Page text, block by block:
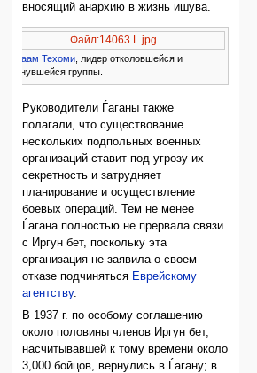
вносящий анархию в жизнь ишува.
Файл:14063 L.jpg
Авраам Техоми, лидер отколовшейся и
вернувшейся группы.
Руководители Ѓаганы также
полагали, что существование
нескольких подпольных военных
организаций ставит под угрозу их
секретность и затрудняет
планирование и осуществление
боевых операций. Тем не менее
Ѓагана полностью не прервала связи
с Иргун бет, поскольку эта
организация не заявила о своем
отказе подчиняться Еврейскому
агентству.
В 1937 г. по особому соглашению
около половины членов Иргун бет,
насчитывавшей к тому времени около
3,000 бойцов, вернулись в Ѓагану; в